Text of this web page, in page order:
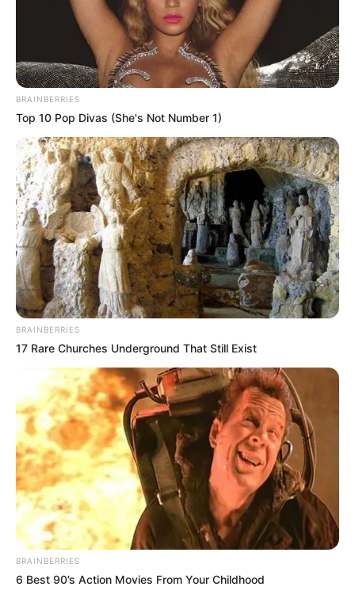
BRAINBERRIES
Top 10 Pop Divas (She's Not Number 1)
BRAINBERRIES
17 Rare Churches Underground That Still Exist
BRAINBERRIES
6 Best 90’s Action Movies From Your Childhood